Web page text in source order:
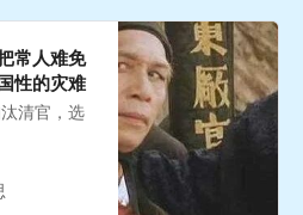
常人难免
性的灾难
清官，选